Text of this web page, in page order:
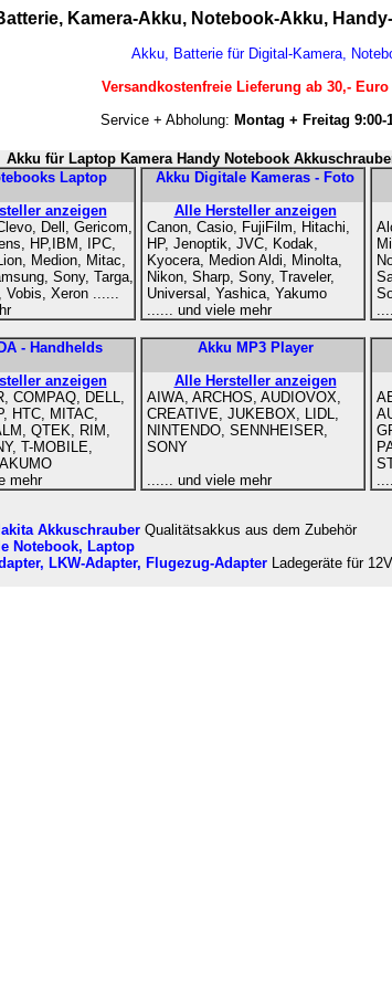
Kamera-Akku, Notebook-Akku,
Akku, Batterie für Digital-Kamera,
Versandkostenfreie Lieferung ab 30,-
Service + Abholung: Montag + Freitag 9:00-
Akku für Laptop Kamera Handy Notebook
Laptop
anzeigen
Dell, Gericom,
HP,IBM, IPC,
Medion, Mitac,
Sony, Targa,
Vobis, Xeron ......
Akku Digitale Kameras - Foto
Alle Hersteller anzeigen
Canon, Casio, FujiFilm, Hitachi,
HP, Jenoptik, JVC, Kodak,
Kyocera, Medion Aldi, Minolta,
Nikon, Sharp, Sony, Traveler,
Universal, Yashica, Yakumo
...... und viele mehr
- Handhelds
anzeigen
COMPAQ, DELL,
HTC, MITAC,
QTEK, RIM,
T-MOBILE,
mehr
Akku MP3 Player
Alle Hersteller anzeigen
AIWA, ARCHOS, AUDIOVOX,
CREATIVE, JUKEBOX, LIDL,
NINTENDO, SENNHEISER,
SONY
...... und viele mehr
Akkuschrauber Qualitätsakkus aus dem Zubehör
Notebook, Laptop
LKW-Adapter, Flugezug-Adapter Ladegeräte für